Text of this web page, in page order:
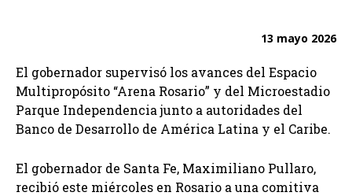
13 mayo 2026
El gobernador supervisó los avances del Espacio
Multipropósito “Arena Rosario” y del Microestadio
Parque Independencia junto a autoridades del
Banco de Desarrollo de América Latina y el Caribe.
El gobernador de Santa Fe, Maximiliano Pullaro,
recibió este miércoles en Rosario a una comitiva